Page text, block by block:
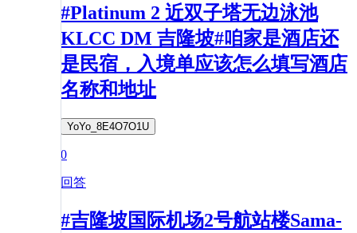
#Platinum 2 近双子塔无边泳池
KLCC DM 吉隆坡#咱家是酒店还
是民宿，入境单应该怎么填写酒店
名称和地址
YoYo_8E4O7O1U
0
回答
#吉隆坡国际机场2号航站楼Sama-